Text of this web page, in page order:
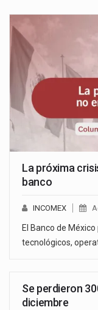
La próxima
banco
INCOMEX
El Banco de
tecnológicos,
Se perdieron
diciembre